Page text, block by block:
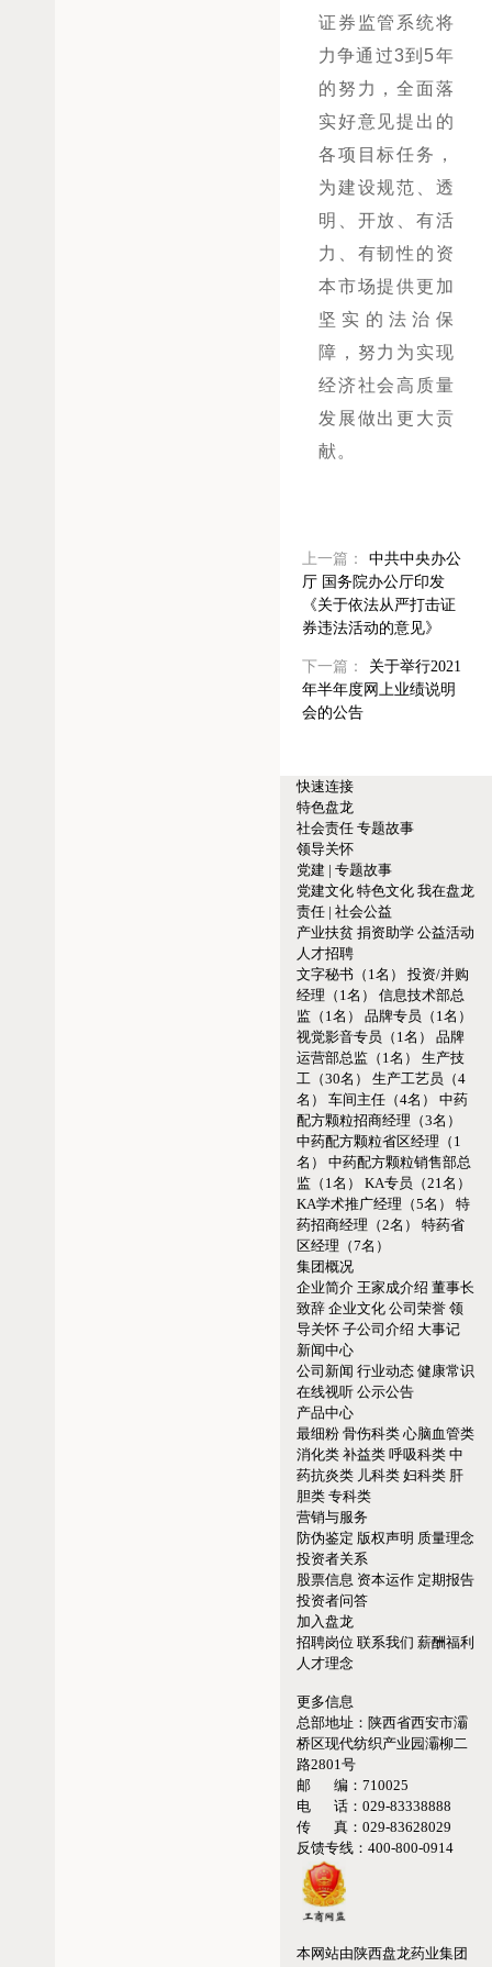
证券监管系统将
力争通过3到5年
的努力，全面落
实好意见提出的
各项目标任务，
为建设规范、透
明、开放、有活
力、有韧性的资
本市场提供更加
坚实的法治保
障，努力为实现
经济社会高质量
发展做出更大贡
献。
上一篇：
中共中央办公
厅 国务院办公厅印发
《关于依法从严打击证
券违法活动的意见》
下一篇：
关于举行2021
年半年度网上业绩说明
会的公告
快速连接
特色盘龙
社会责任 专题故事
领导关怀
党建 | 专题故事
党建文化 特色文化 我在盘龙
责任 | 社会公益
产业扶贫 捐资助学 公益活动
人才招聘
文字秘书（1名）
投资/并购
经理（1名）
信息技术部总
监（1名）
品牌专员（1名）
视觉影音专员（1名）
品牌
运营部总监（1名）
生产技
工（30名）
生产工艺员（4
名）
车间主任（4名）
中药
配方颗粒招商经理（3名）
中药配方颗粒省区经理（1
名）
中药配方颗粒销售部总
监（1名）
KA专员（21名）
KA学术推广经理（5名）
特
药招商经理（2名）
特药省
区经理（7名）
集团概况
企业简介 王家成介绍 董事长
致辞 企业文化 公司荣誉 领
导关怀 子公司介绍 大事记
新闻中心
公司新闻 行业动态 健康常识
在线视听 公示公告
产品中心
最细粉 骨伤科类 心脑血管类
消化类 补益类 呼吸科类 中
药抗炎类 儿科类 妇科类 肝
胆类 专科类
营销与服务
防伪鉴定 版权声明 质量理念
投资者关系
股票信息 资本运作 定期报告
投资者问答
加入盘龙
招聘岗位 联系我们 薪酬福利
人才理念
更多信息
总部地址： 陕西省西安市灞
桥区现代纺织产业园灞柳二
路2801号
邮 编： 710025
电 话： 029-83338888
传 真： 029-83628029
反馈专线： 400-800-0914
本网站由陕西盘龙药业集团